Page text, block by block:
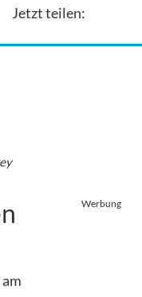
Jetzt teilen:
Werbung